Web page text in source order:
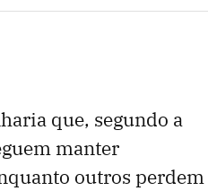
que, segundo a
manter
outros perdem